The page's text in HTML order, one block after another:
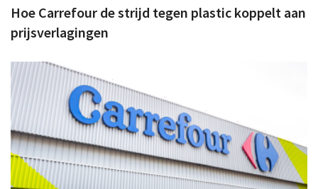
Hoe Carrefour de strijd tegen plastic koppelt aan
prijsverlagingen